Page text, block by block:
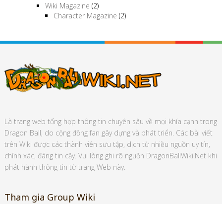
Wiki Magazine (2)
Character Magazine (2)
Là trang web tổng hợp thông tin chuyên sâu về mọi khía cạnh trong
Dragon Ball, do cộng đồng fan gây dựng và phát triển. Các bài viết
trên Wiki được các thành viên sưu tập, dịch từ nhiều nguồn uy tín,
chính xác, đáng tin cậy. Vui lòng ghi rõ nguồn DragonBallWiki.Net khi
phát hành thông tin từ trang Web này.
Tham gia Group Wiki